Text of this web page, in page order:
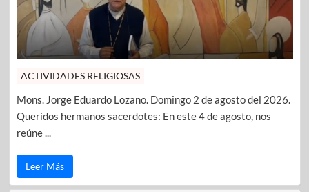
ACTIVIDADES RELIGIOSAS
Mons. Jorge Eduardo Lozano. Domingo 2 de agosto del 2026.
Queridos hermanos sacerdotes: En este 4 de agosto, nos
reúne ...
Leer Más